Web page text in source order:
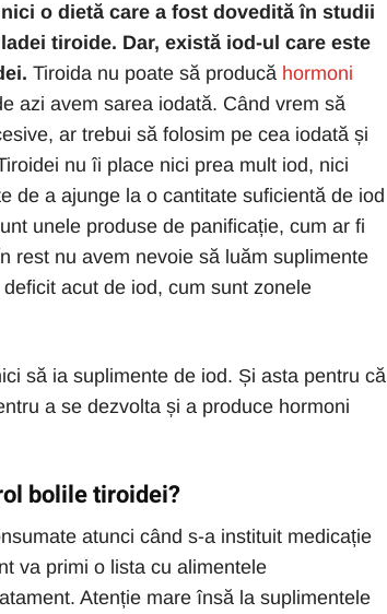
o dietă care a fost dovedită în studii
tiroide. Dar, există iod-ul care este
Tiroida nu poate să producă hormoni
azi avem sarea iodată. Când vrem să
ar trebui să folosim pe cea iodată și
nu îi place nici prea mult iod, nici
de a ajunge la o cantitate suficientă de iod
unele produse de panificație, cum ar fi
rest nu avem nevoie să luăm suplimente
acut de iod, cum sunt zonele
să ia suplimente de iod. Și asta pentru că
a se dezvolta și a produce hormoni
bolile tiroidei?
atunci când s-a instituit medicație
va primi o lista cu alimentele
Atenție mare însă la suplimentele